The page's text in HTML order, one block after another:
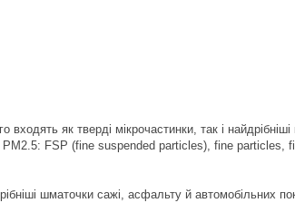
як тверді мікрочастинки, так і
FSP (fine suspended particles), fine particles,
шматочки сажі, асфальту й автомобільних